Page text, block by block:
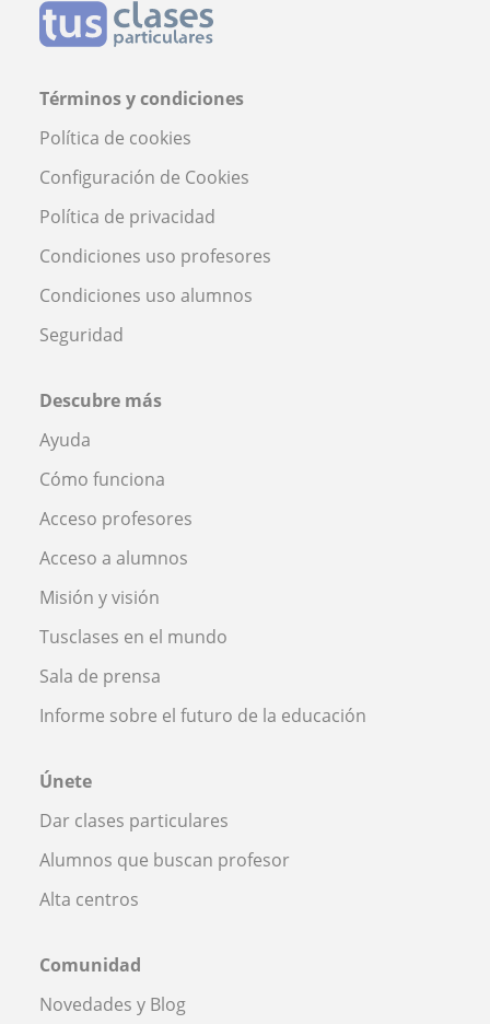
Términos y condiciones
Política de cookies
Configuración de Cookies
Política de privacidad
Condiciones uso profesores
Condiciones uso alumnos
Seguridad
Descubre más
Ayuda
Cómo funciona
Acceso profesores
Acceso a alumnos
Misión y visión
Tusclases en el mundo
Sala de prensa
Informe sobre el futuro de la educación
Únete
Dar clases particulares
Alumnos que buscan profesor
Alta centros
Comunidad
Novedades y Blog